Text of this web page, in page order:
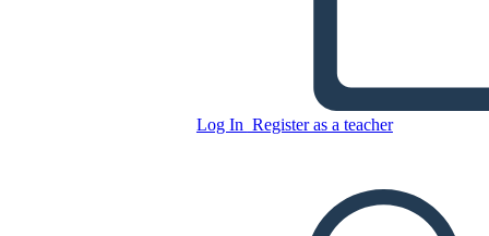
Log In Register as a teacher
Imagen 2
Copy this Storyboard
CREATE A STORYBOARD